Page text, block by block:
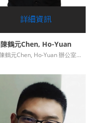
詳細資訊
陳鶴元Chen, Ho-Yuan
姓名 陳鶴元Chen, Ho-Yuan 辦公室電話 23508529*218 E-mail huc140@gmail.com ....